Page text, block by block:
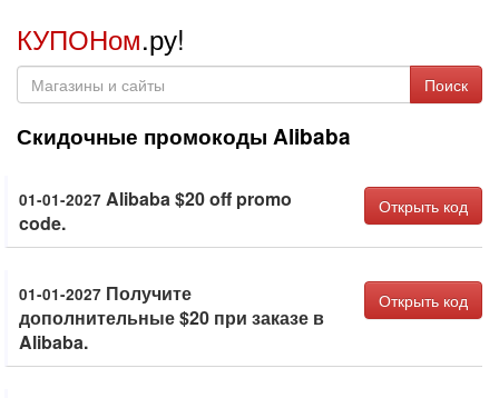
КУПОНом.ру!
Поиск
Скидочные промокоды Alibaba
01-01-2027 Alibaba $20 off promo
code.
Открыть код
01-01-2027 Получите
дополнительные $20 при заказе в
Alibaba.
Открыть код